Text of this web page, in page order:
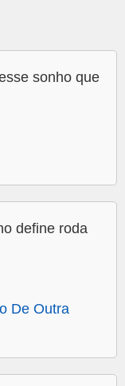
sonho que
define roda
De Outra